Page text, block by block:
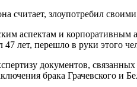
считает, злоупотребил
аспектам и корпоративным
лет, перешло в руки этого
документов,
брака Грачевского